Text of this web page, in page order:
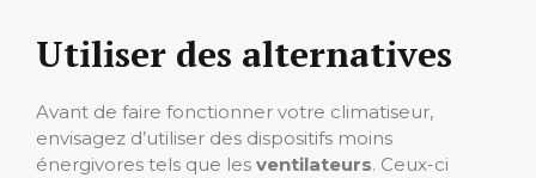
Utiliser des alternatives
Avant de faire fonctionner votre climatiseur,
envisagez d’utiliser des dispositifs moins
énergivores tels que les ventilateurs. Ceux-ci